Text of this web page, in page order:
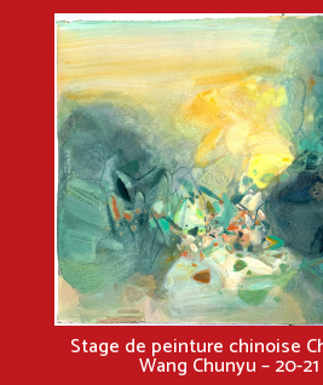
Stage de peinture chinoise
Wang Chunyu – 20-